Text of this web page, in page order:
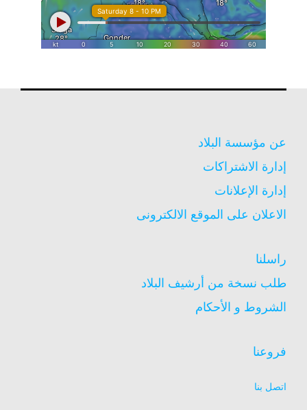
عن مؤسسة البلاد
إدارة الاشتراكات
إدارة الإعلانات
الاعلان على الموقع الالكترونى
راسلنا
طلب نسخة من أرشيف البلاد
الشروط و الأحكام
فروعنا
اتصل بنا